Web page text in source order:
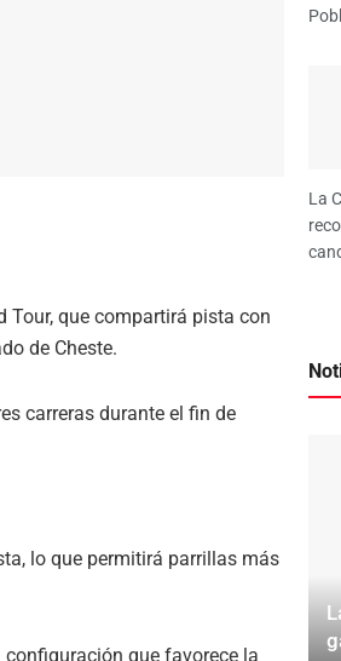
Tour, que compartirá pista con
de Cheste.
carreras durante el fin de
lo que permitirá parrillas más
que favorece la
La